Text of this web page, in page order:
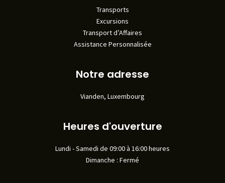
Transports
Excursions
Transport d’Affaires
Assistance Personnalisée
Notre adresse
Vianden, Luxembourg
Heures d'ouverture
Lundi - Samedi de 09:00 à 16:00 heures
Dimanche : Fermé